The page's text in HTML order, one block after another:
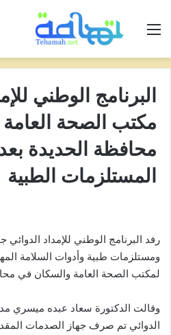
القائمة
البرنامج الوطني
مكتب الصحة
محافظة الحديدة
المستلزمات الطبية
رفد البرنامج الوطني للإمداد
ومستلزمات طبية وأدوات السلامة
لمكتب الصحة العامة والسكان في
وقالت الدكتورة سعاد عبده ميسري
الدوائي تم صرف جهاز الصدمات